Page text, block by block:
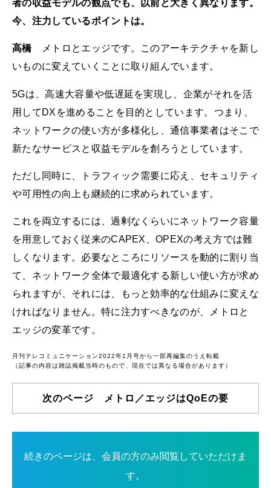
者の収益モデルの観点でも、以前と大きく異なります。
今、注力しているポイントは。
高橋メトロとエッジです。このアーキテクチャを新し
いものに変えていくことに取り組んでいます。
5Gは、高速大容量や低遅延を実現し、企業がそれを活
用してDXを進めることを目的としています。つまり、
ネットワークの使い方が多様化し、通信事業者はそこで
新たなサービスと収益モデルを創ろうとしています。
ただし同時に、トラフィック需要に応え、セキュリティ
や可用性の向上も継続的に求められています。
これを両立するには、過剰なくらいにネットワーク容量
を用意しておく従来のCAPEX、OPEXの考え方では難
しくなります。必要なところにリソースを動的に割り当
て、ネットワーク全体で最適化する新しい使い方が求め
られますが、それには、もっと効率的な仕組みに変えな
ければなりません。特に注力すべきなのが、メトロと
エッジの変革です。
月刊テレコミュニケーション2022年1月号から一部再編集のうえ転載
（記事の内容は雑誌掲載当時のもので、現在では異なる場合があります）
次のページ メトロ／エッジはQoEの要
続きのページは、会員の方のみ閲覧していただけま
す。